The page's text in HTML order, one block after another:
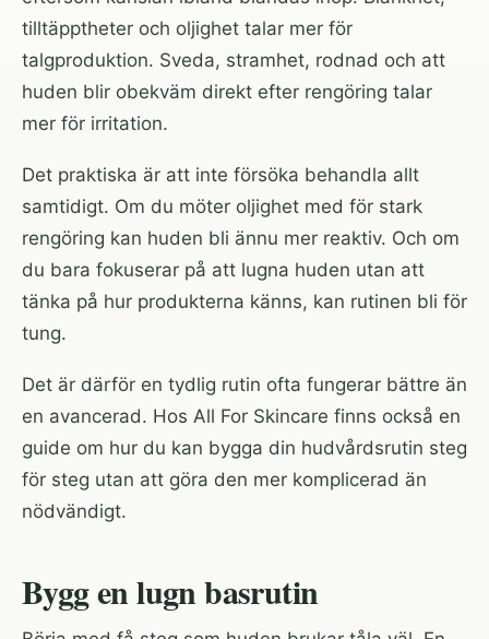
tilltäpptheter och oljighet talar mer för
talgproduktion. Sveda, stramhet, rodnad och att
huden blir obekväm direkt efter rengöring talar
mer för irritation.
Det praktiska är att inte försöka behandla allt
samtidigt. Om du möter oljighet med för stark
rengöring kan huden bli ännu mer reaktiv. Och om
du bara fokuserar på att lugna huden utan att
tänka på hur produkterna känns, kan rutinen bli för
tung.
Det är därför en tydlig rutin ofta fungerar bättre än
en avancerad. Hos All For Skincare finns också en
guide om hur du kan bygga din hudvårdsrutin steg
för steg utan att göra den mer komplicerad än
nödvändigt.
Bygg en lugn basrutin